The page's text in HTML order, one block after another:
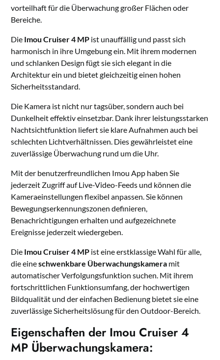
vorteilhaft für die Überwachung großer Flächen oder
Bereiche.
Die Imou Cruiser 4 MP ist unauffällig und passt sich
harmonisch in ihre Umgebung ein. Mit ihrem modernen
und schlanken Design fügt sie sich elegant in die
Architektur ein und bietet gleichzeitig einen hohen
Sicherheitsstandard.
Die Kamera ist nicht nur tagsüber, sondern auch bei
Dunkelheit effektiv einsetzbar. Dank ihrer leistungsstarken
Nachtsichtfunktion liefert sie klare Aufnahmen auch bei
schlechten Lichtverhältnissen. Dies gewährleistet eine
zuverlässige Überwachung rund um die Uhr.
Mit der benutzerfreundlichen Imou App haben Sie
jederzeit Zugriff auf Live-Video-Feeds und können die
Kameraeinstellungen flexibel anpassen. Sie können
Bewegungserkennungszonen definieren,
Benachrichtigungen erhalten und aufgezeichnete
Ereignisse jederzeit wiedergeben.
Die Imou Cruiser 4 MP ist eine erstklassige Wahl für alle,
die eineschwenkbare Überwachungskamera mit
automatischer Verfolgungsfunktion suchen. Mit ihrem
fortschrittlichen Funktionsumfang, der hochwertigen
Bildqualität und der einfachen Bedienung bietet sie eine
zuverlässige Sicherheitslösung für den Outdoor-Bereich.
Eigenschaften der Imou Cruiser 4
MP Überwachungskamera: